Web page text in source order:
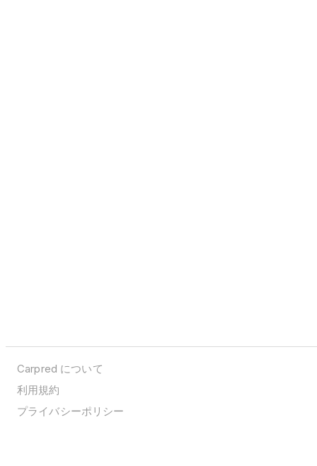
Carpred について
利用規約
プライバシーポリシー